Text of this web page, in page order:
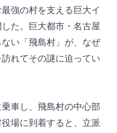
強の村を支える巨大イ
た。巨大都市・名古屋
い「飛島村」が、なぜ
れてその謎に迫ってい
車し、飛島村の中心部
場に到着すると、立派